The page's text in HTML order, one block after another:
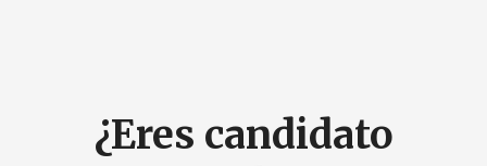
¿Eres candidato